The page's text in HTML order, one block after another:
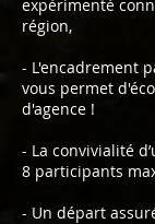
expérimenté
région,
- L'encadrement
vous permet
d'agence !
- La convivialité
8 participants
- Un départ